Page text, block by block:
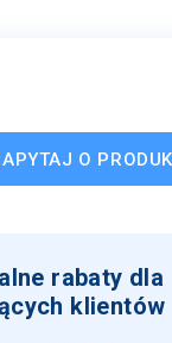
O
rabaty dla
klientów